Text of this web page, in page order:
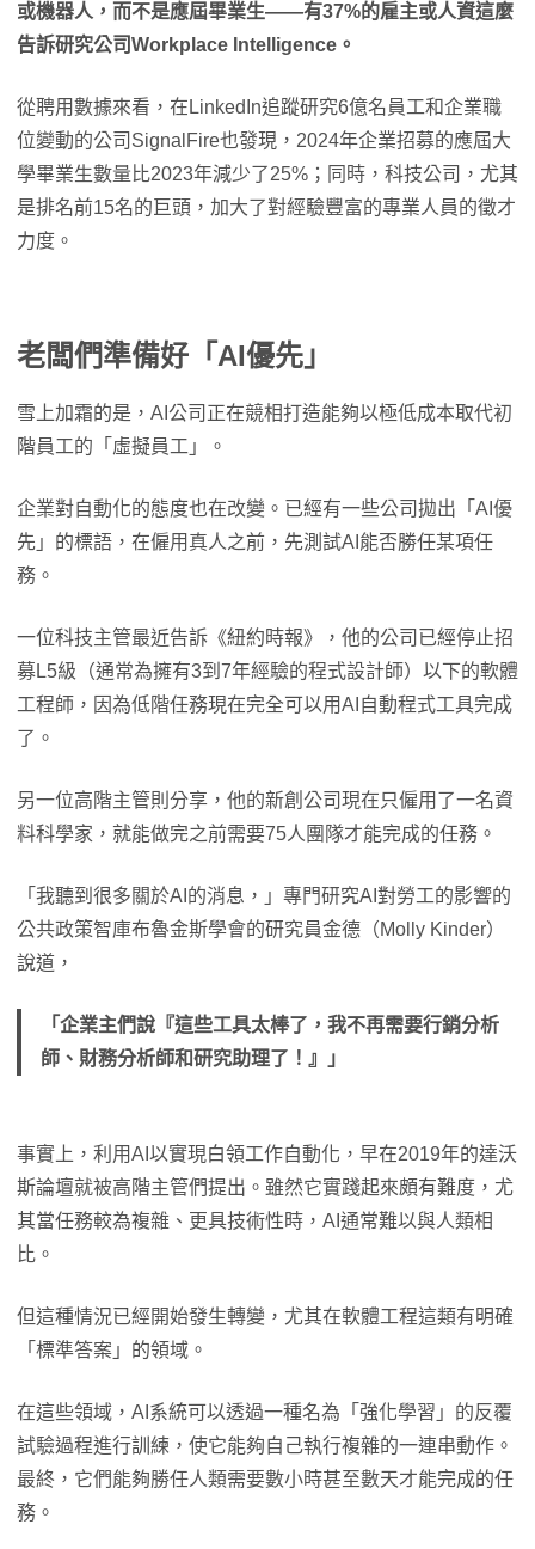
或機器人，而不是應屆畢業生——有37%的雇主或人資這麼
告訴研究公司Workplace Intelligence。
從聘用數據來看，在LinkedIn追蹤研究6億名員工和企業職
位變動的公司SignalFire也發現，2024年企業招募的應屆大
學畢業生數量比2023年減少了25%；同時，科技公司，尤其
是排名前15名的巨頭，加大了對經驗豐富的專業人員的徵才
力度。
老闆們準備好「AI優先」
雪上加霜的是，AI公司正在競相打造能夠以極低成本取代初
階員工的「虛擬員工」。
企業對自動化的態度也在改變。已經有一些公司拋出「AI優
先」的標語，在僱用真人之前，先測試AI能否勝任某項任
務。
一位科技主管最近告訴《紐約時報》，他的公司已經停止招
募L5級（通常為擁有3到7年經驗的程式設計師）以下的軟體
工程師，因為低階任務現在完全可以用AI自動程式工具完成
了。
另一位高階主管則分享，他的新創公司現在只僱用了一名資
料科學家，就能做完之前需要75人團隊才能完成的任務。
「我聽到很多關於AI的消息，」專門研究AI對勞工的影響的
公共政策智庫布魯金斯學會的研究員金德（Molly Kinder）
說道，
「企業主們說『這些工具太棒了，我不再需要行銷分析
師、財務分析師和研究助理了！』」
事實上，利用AI以實現白領工作自動化，早在2019年的達沃
斯論壇就被高階主管們提出。雖然它實踐起來頗有難度，尤
其當任務較為複雜、更具技術性時，AI通常難以與人類相
比。
但這種情況已經開始發生轉變，尤其在軟體工程這類有明確
「標準答案」的領域。
在這些領域，AI系統可以透過一種名為「強化學習」的反覆
試驗過程進行訓練，使它能夠自己執行複雜的一連串動作。
最終，它們能夠勝任人類需要數小時甚至數天才能完成的任
務。